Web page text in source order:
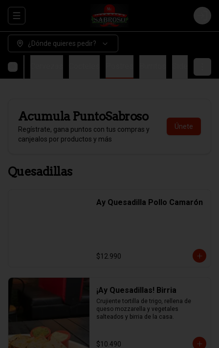
Abrir menu de navegación Login
¿Dónde quieres pedir?
Acumula PuntoSabroso
Regístrate, gana puntos con tus compras y
canjealos por productos y más
Únete
Quesadillas
Ay Quesadilla Pollo Camarón
$12.990
¡Ay Quesadillas! Birria
Crujiente tortilla de trigo, rellena de
queso mozzarella y vegetales
salteados y birria de la casa.
$10.490